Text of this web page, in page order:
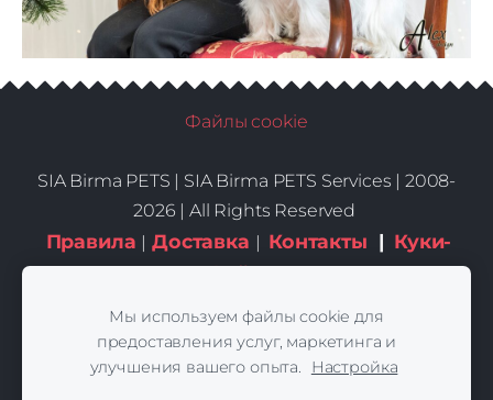
Файлы cookie
SIA Birma PETS |
SIA Birma PETS Services | 2008-
2026 | All Rights Reserved
Правила Доставка Контакты | Куки-
файлы
Мы используем файлы cookie для
предоставления услуг, маркетинга и
улучшения вашего опыта.
Настройка